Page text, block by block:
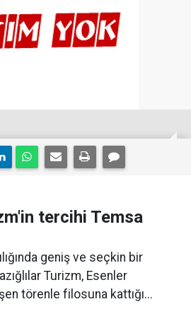
tercihi Temsa
geniş ve seçkin bir
Turizm, Esenler
törenle filosuna kattığı...